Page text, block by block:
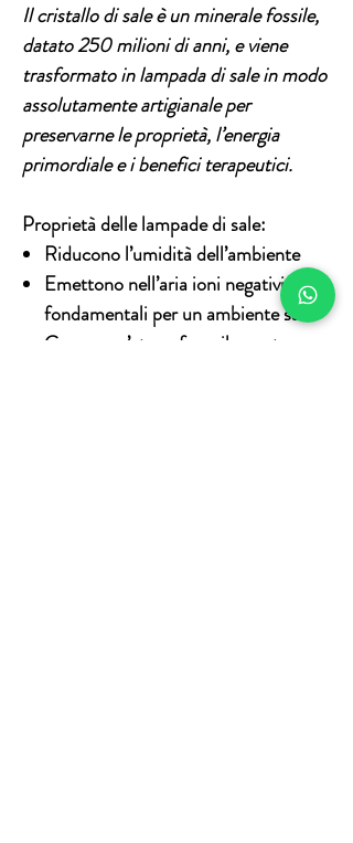
Il cristallo di sale è un minerale fossile,
datato 250 milioni di anni, e viene
trasformato in lampada di sale in modo
assolutamente artigianale per
preservarne le proprietà, l’energia
primordiale e i benefici terapeutici.
Proprietà delle lampade di sale:
Riducono l’umidità dell’ambiente
Emettono nell’aria ioni negativi
fondamentali per un ambiente sano
Creano un’atmosfera rilassante